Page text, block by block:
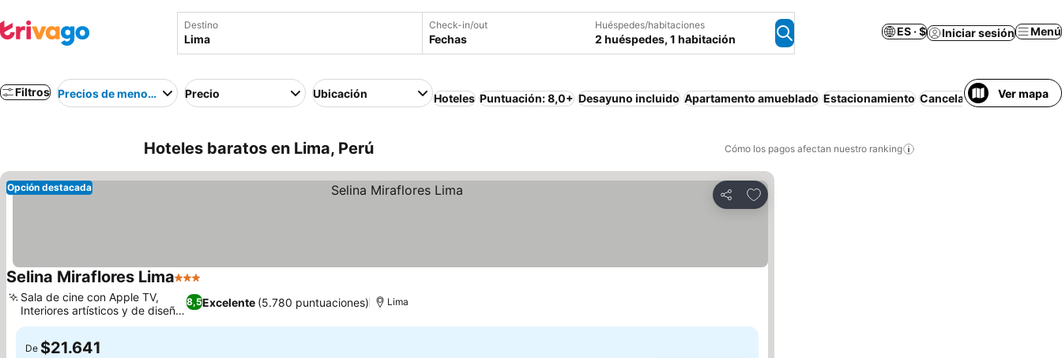
Destino Check-in/out
Fechas
Huéspedes/habitaciones
2 huéspedes, 1 habitación
ES · $ Iniciar sesión Menú
Filtros Precios de menor a mayorPrecio Ubicación Hoteles Puntuación: 8,0+ Desayuno incluido Apartamento amueblado Estacionamiento Cancelación gratuita Wifi
Ver mapa
Hoteles baratos en Lima, Perú Cómo los pagos afectan nuestro ranking
Compartir
Agregar a favoritos
Opción destacada
Selina Miraflores Lima3 Estrellas
8,5Excelente (5.780 puntuaciones)
Sala de cine con Apple TV,
Interiores artísticos y de diseño
local
Lima
De $21.641